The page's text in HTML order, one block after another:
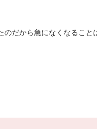
だから急になくなること